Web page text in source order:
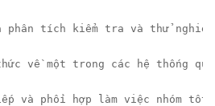
phân tích kiểm tra và thử nghiệm
về một trong các hệ thống quản
và phối hợp làm việc nhóm tốt.